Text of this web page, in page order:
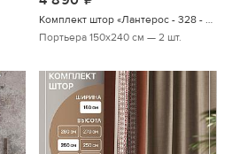
Комплект штор «Лантерос - 328 - 240 см»
Портьера 150х240 см — 2 шт.